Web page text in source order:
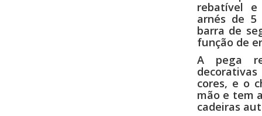
rebatível
arnés de
barra de
função de
A pega
cores, e o
mão e tem
cadeiras